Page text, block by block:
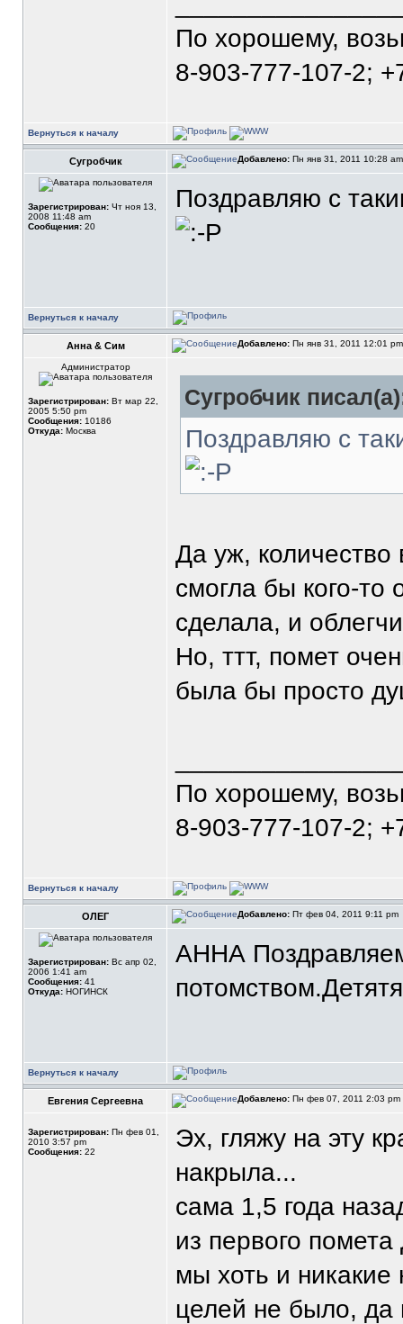
По хорошему,
8-903-777-107-2;
Вернуться к началу
Сугробчик Добавлено: Пн янв 31, 2011 10:28
Зарегистрирован: Чт ноя 13,
2008 11:48 am
Сообщения: 20
Поздравляю с
Вернуться к началу
Анна & Сим Добавлено: Пн янв 31, 2011 12:01
Администратор
Зарегистрирован: Вт мар 22,
2005 5:50 pm
Сообщения: 10186
Откуда: Москва
Сугробчик
Поздравляю с
Да уж,
смогла бы кого-то
сделала, и
Но, ттт, помет
была бы просто
По хорошему,
8-903-777-107-2;
Вернуться к началу
ОЛЕГ Добавлено: Пт фев 04, 2011 9:11 pm
Зарегистрирован: Вс апр 02,
2006 1:41 am
Сообщения: 41
Откуда: НОГИНСК
АННА
Вернуться к началу
Евгения Сергеевна Добавлено: Пн фев 07, 2011 2:03 pm
Зарегистрирован: Пн фев 01,
2010 3:57 pm
Сообщения: 22
Эх, гляжу на эту
накрыла...
сама 1,5 года
из первого
мы хоть и никакие
целей не было, да